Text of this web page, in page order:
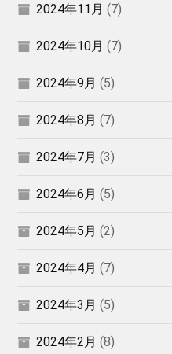
2024年11月 (7)
2024年10月 (7)
2024年9月 (5)
2024年8月 (7)
2024年7月 (3)
2024年6月 (5)
2024年5月 (2)
2024年4月 (7)
2024年3月 (5)
2024年2月 (8)